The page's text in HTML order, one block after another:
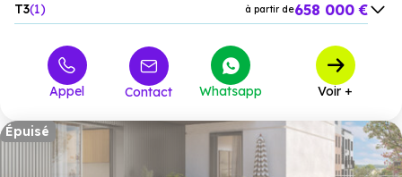
T3 1 à partir de658 000 €
Appel Contact Whatsapp Voir +
Épuisé